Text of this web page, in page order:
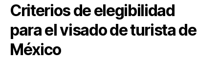
Criterios de elegibilidad
para el visado de turista de
México